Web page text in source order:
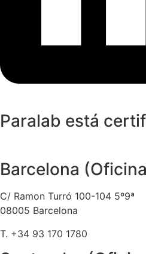
Paralab está
Barcelona
C/ Ramon Turró 100-104 5º9ª
08005 Barcelona
T. +34 93 170 1780